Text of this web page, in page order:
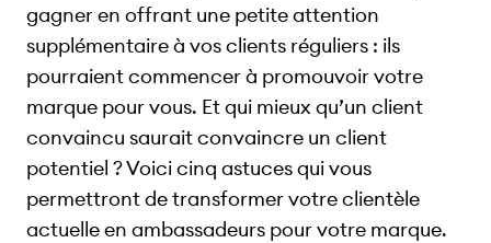
gagner en offrant une petite attention
supplémentaire à vos clients réguliers : ils
pourraient commencer à promouvoir votre
marque pour vous. Et qui mieux qu’un client
convaincu saurait convaincre un client
potentiel ? Voici cinq astuces qui vous
permettront de transformer votre clientèle
actuelle en ambassadeurs pour votre marque.